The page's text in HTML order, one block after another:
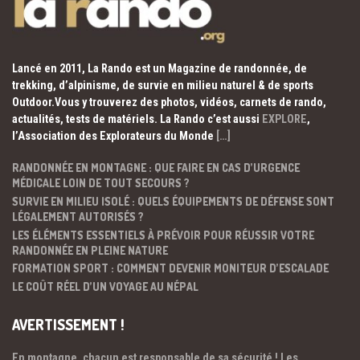
Lancé en 2011, La Rando est un Magazine de randonnée, de
trekking, d’alpinisme, de survie en milieu naturel & de sports
Outdoor.Vous y trouverez des photos, vidéos, carnets de rando,
actualités, tests de matériels. La Rando c’est aussi EXPLORE,
l’Association des Explorateurs du Monde […]
RANDONNÉE EN MONTAGNE : QUE FAIRE EN CAS D’URGENCE
MÉDICALE LOIN DE TOUT SECOURS ?
SURVIE EN MILIEU ISOLÉ : QUELS ÉQUIPEMENTS DE DÉFENSE SONT
LÉGALEMENT AUTORISÉS ?
LES ÉLÉMENTS ESSENTIELS À PRÉVOIR POUR RÉUSSIR VOTRE
RANDONNÉE EN PLEINE NATURE
FORMATION SPORT : COMMENT DEVENIR MONITEUR D’ESCALADE
LE COÛT RÉEL D’UN VOYAGE AU NÉPAL
AVERTISSEMENT !